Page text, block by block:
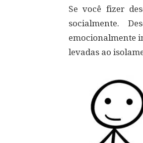
Se você fizer
socialmente.
emocionalmente
levadas ao